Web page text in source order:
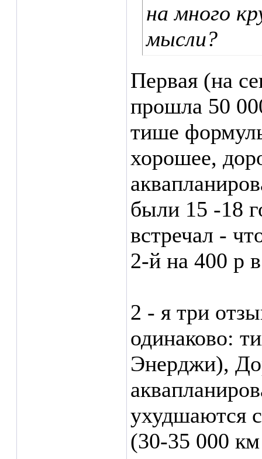
на много
мысли?
Первая (на
прошла 50
тише
хорошее,
были 15 -18
встречал -
2-й на 400 р
2 - я три
одинаково:
Энерджи),
ухудшаются
(30-35 000